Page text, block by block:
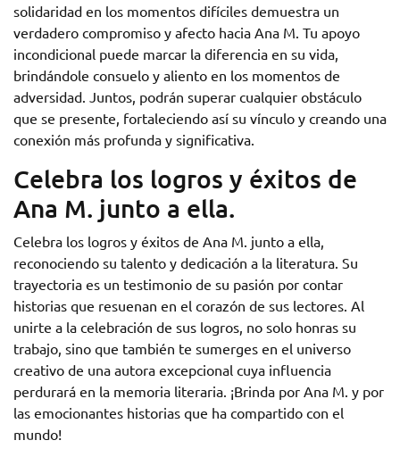
solidaridad en los momentos difíciles demuestra un
verdadero compromiso y afecto hacia Ana M. Tu apoyo
incondicional puede marcar la diferencia en su vida,
brindándole consuelo y aliento en los momentos de
adversidad. Juntos, podrán superar cualquier obstáculo
que se presente, fortaleciendo así su vínculo y creando una
conexión más profunda y significativa.
Celebra los logros y éxitos de
Ana M. junto a ella.
Celebra los logros y éxitos de Ana M. junto a ella,
reconociendo su talento y dedicación a la literatura. Su
trayectoria es un testimonio de su pasión por contar
historias que resuenan en el corazón de sus lectores. Al
unirte a la celebración de sus logros, no solo honras su
trabajo, sino que también te sumerges en el universo
creativo de una autora excepcional cuya influencia
perdurará en la memoria literaria. ¡Brinda por Ana M. y por
las emocionantes historias que ha compartido con el
mundo!